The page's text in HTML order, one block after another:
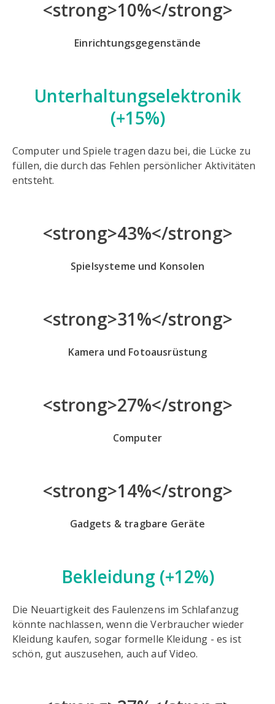
<strong>10%</strong>
Einrichtungsgegenstände
Unterhaltungselektronik
(+15%)
Computer und Spiele tragen dazu bei, die Lücke zu
füllen, die durch das Fehlen persönlicher Aktivitäten
entsteht.
<strong>43%</strong>
Spielsysteme und Konsolen
<strong>31%</strong>
Kamera und Fotoausrüstung
<strong>27%</strong>
Computer
<strong>14%</strong>
Gadgets & tragbare Geräte
Bekleidung (+12%)
Die Neuartigkeit des Faulenzens im Schlafanzug
könnte nachlassen, wenn die Verbraucher wieder
Kleidung kaufen, sogar formelle Kleidung - es ist
schön, gut auszusehen, auch auf Video.